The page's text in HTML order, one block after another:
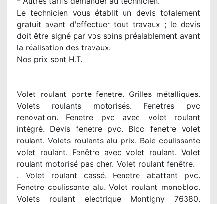
Le technicien vous établit un devis totalement
gratuit avant d'effectuer tout travaux ; le devis
doit être signé par vos soins préalablement avant
la réalisation des travaux.
Nos prix sont H.T.
Volet roulant porte fenetre. Grilles métalliques.
Volets roulants motorisés. Fenetres pvc
renovation. Fenetre pvc avec volet roulant
intégré. Devis fenetre pvc. Bloc fenetre volet
roulant. Volets roulants alu prix. Baie coulissante
volet roulant. Fenêtre avec volet roulant. Volet
roulant motorisé pas cher. Volet roulant fenêtre.
. Volet roulant cassé. Fenetre abattant pvc.
Fenetre coulissante alu. Volet roulant monobloc.
Volets roulant electrique Montigny 76380.